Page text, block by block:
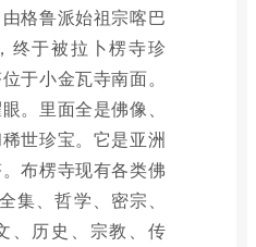
格鲁派始祖宗喀巴
终于被拉卜楞寺珍
于小金瓦寺南面。
。里面全是佛像、
世珍宝。它是亚洲
布楞寺现有各类佛
集、哲学、密宗、
、历史、宗教、传